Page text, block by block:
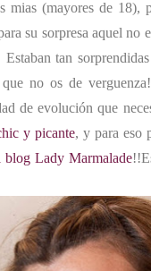
mias (mayores de
su sorpresa aquel
tan
que no os de
de evolución que
y picante, y para eso
blog Lady Marmalade